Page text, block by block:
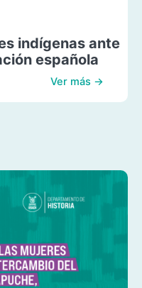
indígenas ante
española
Ver más →